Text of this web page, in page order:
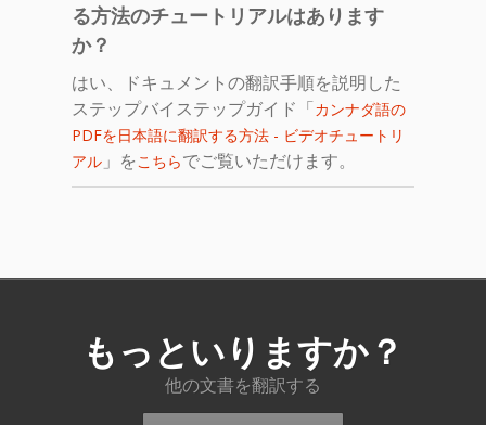
る方法のチュートリアルはあります
か？
はい、ドキュメントの翻訳手順を説明した
ステップバイステップガイド「カンナダ語の
PDFを日本語に翻訳する方法 - ビデオチュートリ
アル 」を こちらでご覧いただけます。
もっといりますか？
他の文書を翻訳する